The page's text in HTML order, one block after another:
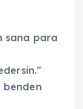
sana para
benden